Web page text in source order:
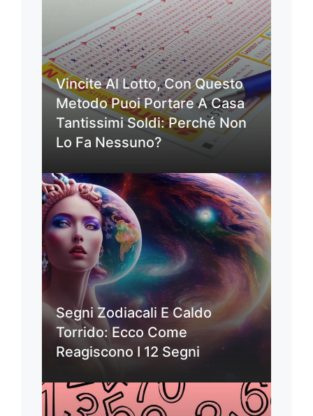
Vincite Al Lotto, Con Questo
Metodo Puoi Portare A Casa
Tantissimi Soldi: Perché Non
Lo Fa Nessuno?
Segni Zodiacali E Caldo
Torrido: Ecco Come
Reagiscono I 12 Segni